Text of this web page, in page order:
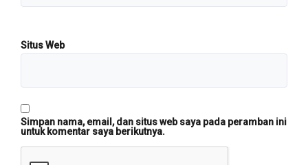
Situs Web
Simpan nama, email, dan situs web saya pada peramban ini
untuk komentar saya berikutnya.